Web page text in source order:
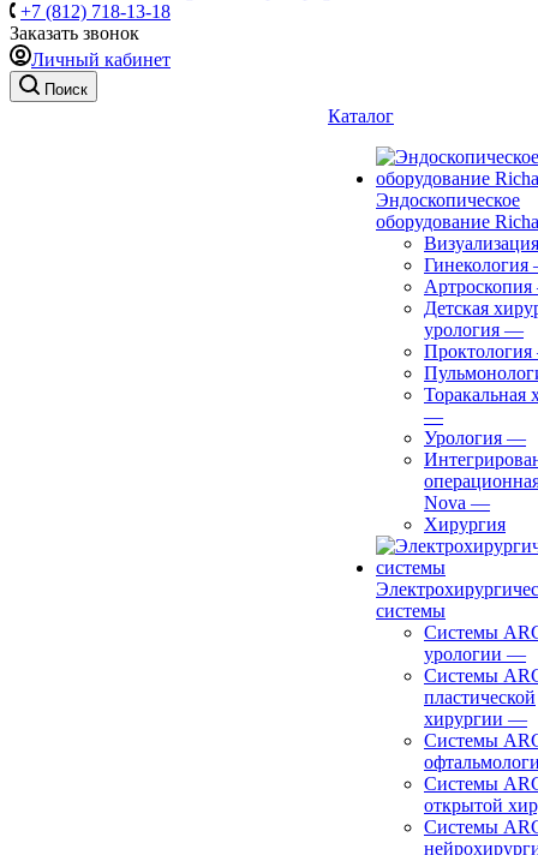
+7 (812) 718-13-18
Заказать звонок
Личный кабинет
Поиск
Каталог
Эндоскопическое
оборудование
Визуализация
Гинекология
Артроскопия
Детская
урология —
Проктология
Торакальная
—
Урология —
Nova —
Хирургия
системы
Системы
урологии —
Системы
пластической
хирургии —
Системы
Системы
открытой
Системы